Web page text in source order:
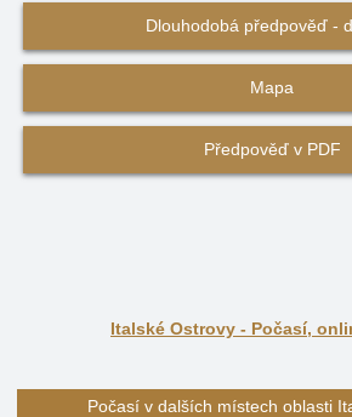
Dlouhodobá předpověď -
Mapa
Předpověď v PDF
Italské Ostrovy - Počasí,
Počasí v dalších místech oblasti